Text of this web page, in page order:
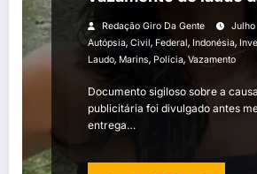
Redação Giro Da Gente
Julho
Autópsia, Civil, Federal, Indonésia,
Laudo, Marins, Polícia, Vazamento
Documento sigiloso sobre a
publicitária foi divulgado antes
entrega…